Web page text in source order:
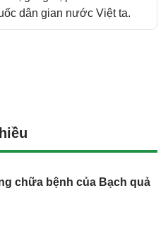
dân gian nước Việt ta.
chữa bệnh của Bạch quả